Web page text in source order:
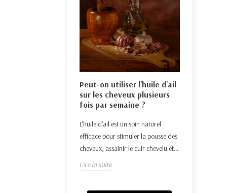
Peut-on utiliser l'huile d'ail
sur les cheveux plusieurs
fois par semaine ?
L’huile d’ail est un soin naturel
efficace pour stimuler la pousse des
cheveux, assainir le cuir chevelu et...
Lire la suite